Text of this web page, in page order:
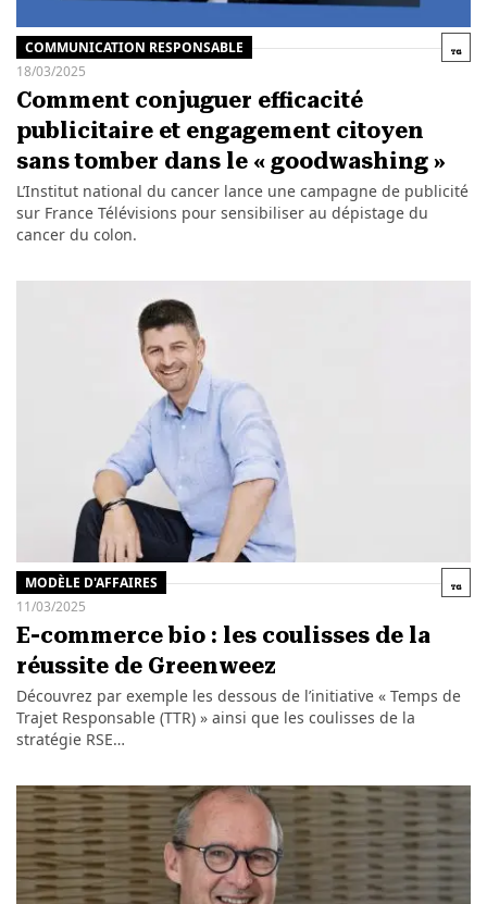
COMMUNICATION RESPONSABLE
18/03/2025
Comment conjuguer efficacité
publicitaire et engagement citoyen
sans tomber dans le « goodwashing »
L’Institut national du cancer lance une campagne de publicité
sur France Télévisions pour sensibiliser au dépistage du
cancer du colon.
MODÈLE D'AFFAIRES
11/03/2025
E-commerce bio : les coulisses de la
réussite de Greenweez
Découvrez par exemple les dessous de l’initiative « Temps de
Trajet Responsable (TTR) » ainsi que les coulisses de la
stratégie RSE…